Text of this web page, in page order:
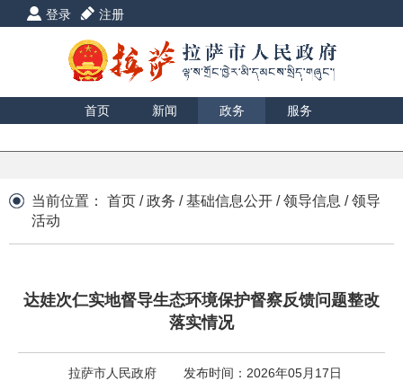
登录 注册
首页 新闻 政务
服务
当前位置： 首页 /政务 /基础信息公开 /领导信息 /领导
活动
达娃次仁实地督导生态环境保护督察反馈问题整改
落实情况
拉萨市人民政府 发布时间：2026年05月17日